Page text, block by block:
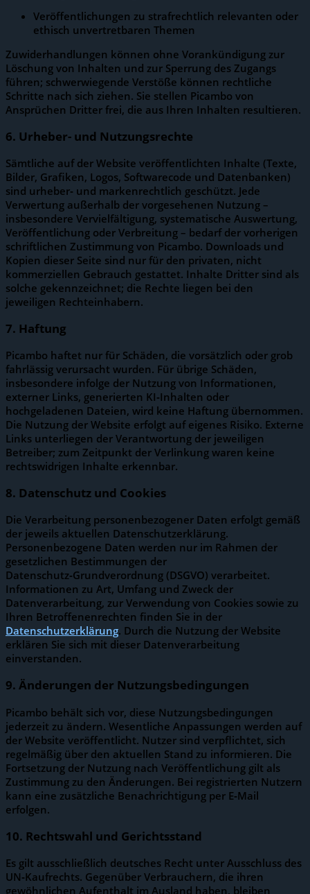
Veröffentlichungen zu strafrechtlich relevanten oder
ethisch unvertretbaren Themen
Zuwiderhandlungen können ohne Vorankündigung zur
Löschung von Inhalten und zur Sperrung des Zugangs
führen; schwerwiegende Verstöße können rechtliche
Schritte nach sich ziehen. Sie stellen Picambo von
Ansprüchen Dritter frei, die aus Ihren Inhalten resultieren.
6. Urheber- und Nutzungsrechte
Sämtliche auf der Website veröffentlichten Inhalte (Texte,
Bilder, Grafiken, Logos, Softwarecode und Datenbanken)
sind urheber‑ und markenrechtlich geschützt. Jede
Verwertung außerhalb der vorgesehenen Nutzung –
insbesondere Vervielfältigung, systematische Auswertung,
Veröffentlichung oder Verbreitung – bedarf der vorherigen
schriftlichen Zustimmung von Picambo. Downloads und
Kopien dieser Seite sind nur für den privaten, nicht
kommerziellen Gebrauch gestattet. Inhalte Dritter sind als
solche gekennzeichnet; die Rechte liegen bei den
jeweiligen Rechteinhabern.
7. Haftung
Picambo haftet nur für Schäden, die vorsätzlich oder grob
fahrlässig verursacht wurden. Für übrige Schäden,
insbesondere infolge der Nutzung von Informationen,
externer Links, generierten KI‑Inhalten oder
hochgeladenen Dateien, wird keine Haftung übernommen.
Die Nutzung der Website erfolgt auf eigenes Risiko. Externe
Links unterliegen der Verantwortung der jeweiligen
Betreiber; zum Zeitpunkt der Verlinkung waren keine
rechtswidrigen Inhalte erkennbar.
8. Datenschutz und Cookies
Die Verarbeitung personenbezogener Daten erfolgt gemäß
der jeweils aktuellen Datenschutz­erklärung.
Personenbezogene Daten werden nur im Rahmen der
gesetzlichen Bestimmungen der
Datenschutz‑Grundverordnung (DSGVO) verarbeitet.
Informationen zu Art, Umfang und Zweck der
Datenverarbeitung, zur Verwendung von Cookies sowie zu
Ihren Betroffenenrechten finden Sie in der
Datenschutzerklärung. Durch die Nutzung der Website
erklären Sie sich mit dieser Datenverarbeitung
einverstanden.
9. Änderungen der Nutzungsbedingungen
Picambo behält sich vor, diese Nutzungsbedingungen
jederzeit zu ändern. Wesentliche Anpassungen werden auf
der Website veröffentlicht. Nutzer sind verpflichtet, sich
regelmäßig über den aktuellen Stand zu informieren. Die
Fortsetzung der Nutzung nach Veröffentlichung gilt als
Zustimmung zu den Änderungen. Bei registrierten Nutzern
kann eine zusätzliche Benachrichtigung per E‑Mail
erfolgen.
10. Rechtswahl und Gerichtsstand
Es gilt ausschließlich deutsches Recht unter Ausschluss des
UN‑Kaufrechts. Gegenüber Verbrauchern, die ihren
gewöhnlichen Aufenthalt im Ausland haben, bleiben